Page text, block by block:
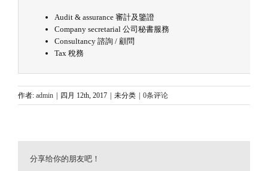
Audit & assurance 審計及鑒證
Company secretarial 公司秘書服務
Consultancy 諮詢 / 顧問
Tax 稅務
作者: admin 四月 12th, 2017 未分类 0条评论
分享给你的朋友吧！